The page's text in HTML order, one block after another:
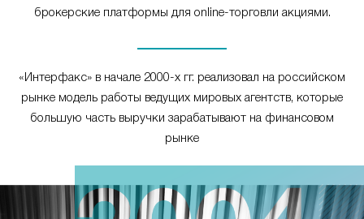
брокерские платформы для online-торговли акциями.
«Интерфакс» в начале 2000-х гг. реализовал на российском
рынке модель работы ведущих мировых агентств, которые
большую часть выручки зарабатывают на финансовом
рынке